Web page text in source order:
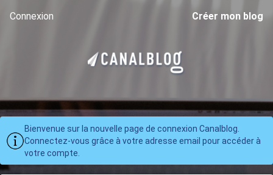
Connexion Créer mon blog
Bienvenue sur la nouvelle page de connexion Canalblog.
Connectez-vous grâce à votre adresse email pour accéder à
votre compte.